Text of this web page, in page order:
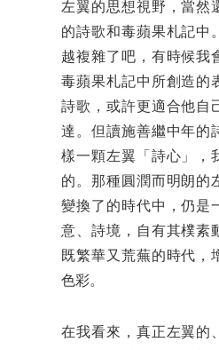
左翼的思想視野，當然
的詩歌和毒蘋果札記中
越複雜了吧，有時候我
毒蘋果札記中所創造的
詩歌，或許更適合他自
達。但讀施善繼中年的
樣一顆左翼「詩心」，
的。那種圓潤而明朗的
變換了的時代中，仍是
意、詩境，自有其樸素
既繁華又荒蕪的時代，
色彩。
在我看來，真正左翼的